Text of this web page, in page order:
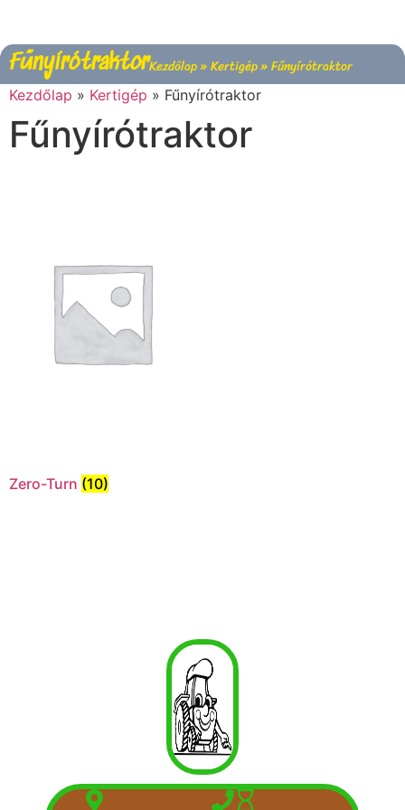
FűnyírótraktorKezdőlap»Kertigép»Fűnyírótraktor
Kezdőlap » Kertigép » Fűnyírótraktor
Fűnyírótraktor
Zero-Turn (10)